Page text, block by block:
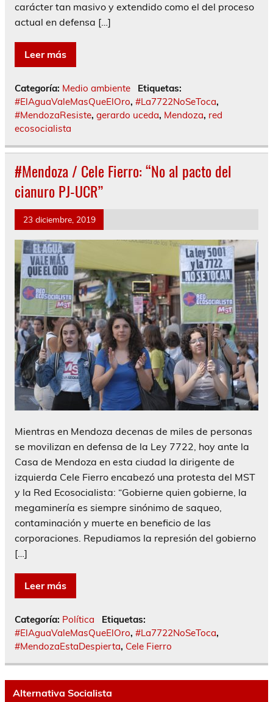
carácter tan masivo y extendido como el del proceso
actual en defensa […]
Leer más
Categoría: Medio ambiente
Etiquetas:
#ElAguaValeMasQueElOro, #La7722NoSeToca,
#MendozaResiste, gerardo uceda, Mendoza, red
ecosocialista
#Mendoza / Cele Fierro: “No al pacto del
cianuro PJ-UCR”
23 diciembre, 2019
Mientras en Mendoza decenas de miles de personas
se movilizan en defensa de la Ley 7722, hoy ante la
Casa de Mendoza en esta ciudad la dirigente de
izquierda Cele Fierro encabezó una protesta del MST
y la Red Ecosocialista: “Gobierne quien gobierne, la
megaminería es siempre sinónimo de saqueo,
contaminación y muerte en beneficio de las
corporaciones. Repudiamos la represión del gobierno
[…]
Leer más
Categoría: Política
Etiquetas:
#ElAguaValeMasQueElOro, #La7722NoSeToca,
#MendozaEstaDespierta, Cele Fierro
Alternativa Socialista